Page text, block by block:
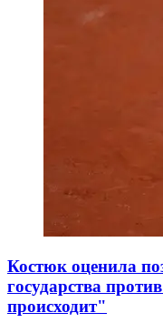
Костюк оценила
государства
происходит"